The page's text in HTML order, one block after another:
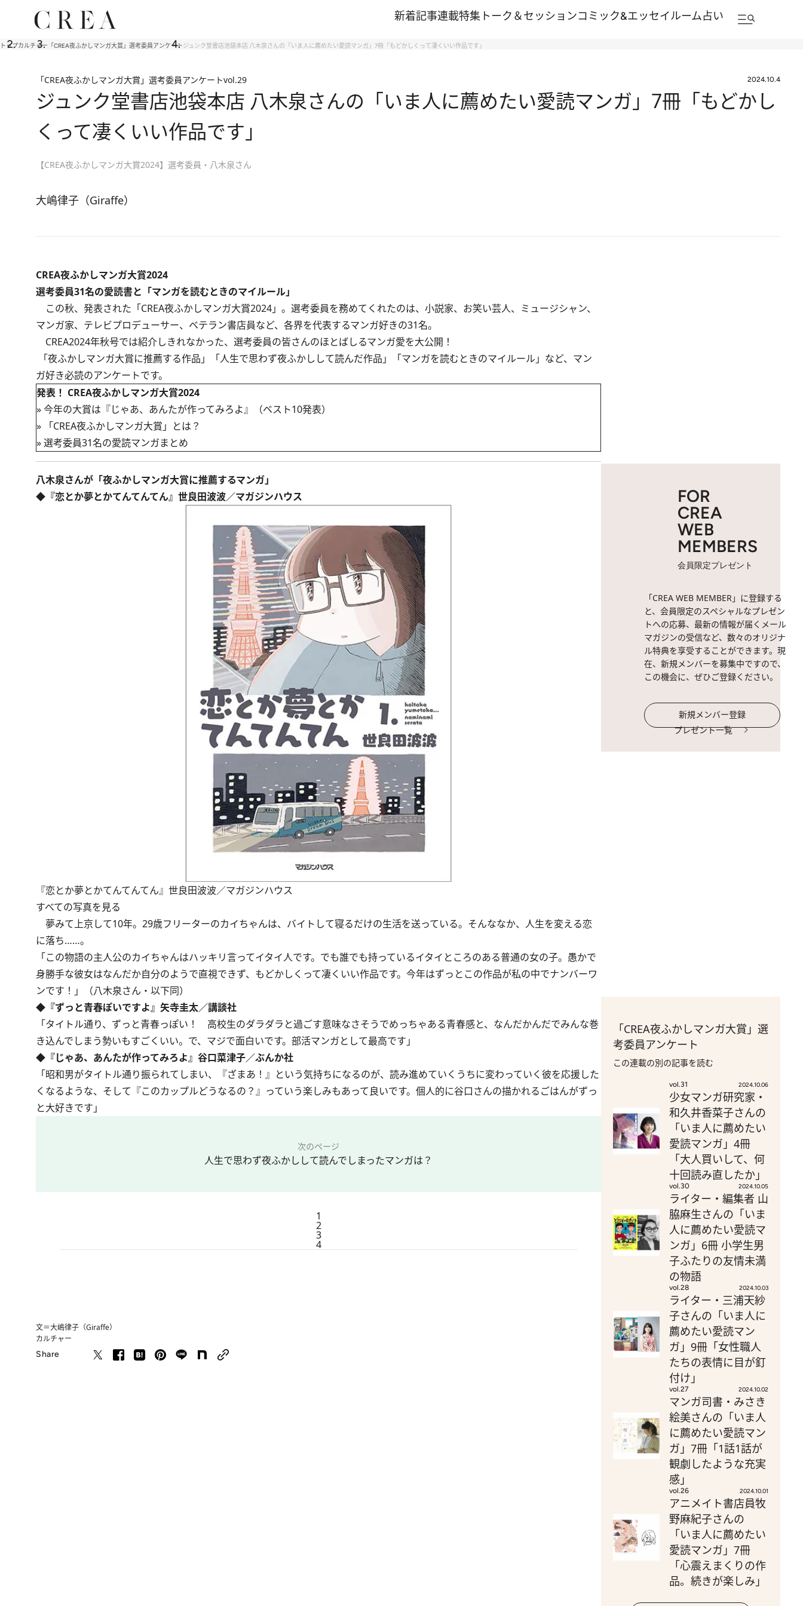
新着記事連載特集 トーク＆セッションコミック&エッセイルーム占い
トップカルチャー 「CREA夜ふかしマンガ大賞」選考委員アンケートジュンク堂書店池袋本店 八木泉さんの「いま人に薦めたい愛読マンガ」7冊「もどかしくって凄くいい作品です」
「CREA夜ふかしマンガ大賞」選考委員アンケートvol.29 2024.10.4
ジュンク堂書店池袋本店 八木泉さんの「いま人に薦めたい愛読マンガ」7冊「もどかし
くって凄くいい作品です」
【CREA夜ふかしマンガ大賞2024】選考委員・八木泉さん
大嶋律子（Giraffe）
CREA夜ふかしマンガ大賞2024
選考委員31名の愛読書と「マンガを読むときのマイルール」
この秋、発表された「CREA夜ふかしマンガ大賞2024」。選考委員を務めてくれたのは、小説家、お笑い芸人、ミュージシャン、
マンガ家、テレビプロデューサー、ベテラン書店員など、各界を代表するマンガ好きの31名。
CREA2024年秋号では紹介しきれなかった、選考委員の皆さんのほとばしるマンガ愛を大公開！
「夜ふかしマンガ大賞に推薦する作品」「人生で思わず夜ふかしして読んだ作品」「マンガを読むときのマイルール」など、マン
ガ好き必読のアンケートです。
発表！ CREA夜ふかしマンガ大賞2024
»今年の大賞は『じゃあ、あんたが作ってみろよ』（ベスト10発表）
»
「CREA夜ふかしマンガ大賞」とは？
»選考委員31名の愛読マンガまとめ
八木泉さんが「夜ふかしマンガ大賞に推薦するマンガ」
◆『恋とか夢とかてんてんてん』世良田波波／マガジンハウス
『恋とか夢とかてんてんてん』世良田波波／マガジンハウス
すべての写真を見る
夢みて上京して10年。29歳フリーターのカイちゃんは、バイトして寝るだけの生活を送っている。そんななか、人生を変える恋
に落ち……。
「この物語の主人公のカイちゃんはハッキリ言ってイタイ人です。でも誰でも持っているイタイところのある普通の女の子。愚かで
身勝手な彼女はなんだか自分のようで直視できず、もどかしくって凄くいい作品です。今年はずっとこの作品が私の中でナンバーワ
ンです！」（八木泉さん・以下同）
◆『ずっと青春ぽいですよ』矢寺圭太／講談社
「タイトル通り、ずっと青春っぽい！ 高校生のダラダラと過ごす意味なさそうでめっちゃある青春感と、なんだかんだでみんな巻
き込んでしまう勢いもすごくいい。で、マジで面白いです。部活マンガとして最高です」
◆『じゃあ、あんたが作ってみろよ』谷口菜津子／ぶんか社
「昭和男がタイトル通り振られてしまい、『ざまあ！』という気持ちになるのが、読み進めていくうちに変わっていく彼を応援した
くなるような、そして『このカップルどうなるの？』っていう楽しみもあって良いです。個人的に谷口さんの描かれるごはんがずっ
と大好きです」
次のページ
人生で思わず夜ふかしして読んでしまったマンガは？
1
2
3
4
文＝大嶋律子（Giraffe）
カルチャー
Share
FOR
CREA
WEB
MEMBERS
会員限定プレゼント
「CREA WEB MEMBER」に登録する
と、会員限定のスペシャルなプレゼン
トへの応募、最新の情報が届くメール
マガジンの受信など、数々のオリジナ
ル特典を享受することができます。現
在、新規メンバーを募集中ですので、
この機会に、ぜひご登録ください。
新規メンバー登録
プレゼント一覧
「CREA夜ふかしマンガ大賞」選
考委員アンケート
この連載の別の記事を読む
vol.31 2024.10.06
少女マンガ研究家・
和久井香菜子さんの
「いま人に薦めたい
愛読マンガ」4冊
「大人買いして、何
十回読み直したか」
vol.30 2024.10.05
ライター・編集者 山
脇麻生さんの「いま
人に薦めたい愛読マ
ンガ」6冊 小学生男
子ふたりの友情未満
の物語
vol.28 2024.10.03
ライター・三浦天紗
子さんの「いま人に
薦めたい愛読マン
ガ」9冊「女性職人
たちの表情に目が釘
付け」
vol.27 2024.10.02
マンガ司書・みさき
絵美さんの「いま人
に薦めたい愛読マン
ガ」7冊「1話1話が
観劇したような充実
感」
vol.26 2024.10.01
アニメイト書店員牧
野麻紀子さんの
「いま人に薦めたい
愛読マンガ」7冊
「心震えまくりの作
品。続きが楽しみ」